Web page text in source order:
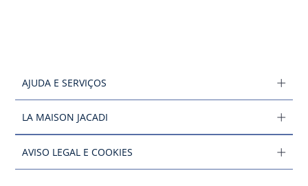
AJUDA E SERVIÇOS
LA MAISON JACADI
AVISO LEGAL E COOKIES